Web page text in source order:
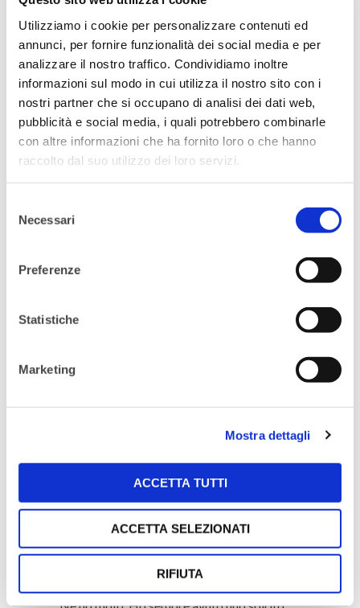
Utilizziamo i cookie per personalizzare contenuti ed
annunci, per fornire funzionalità dei social media e per
analizzare il nostro traffico. Condividiamo inoltre
informazioni sul modo in cui utilizza il nostro sito con i
nostri partner che si occupano di analisi dei dati web,
pubblicità e social media, i quali potrebbero combinarle
con altre informazioni che ha fornito loro o che hanno
raccolto dal suo utilizzo dei loro servizi.
delNecessari
Preferenze
Statistiche
Marketing
Mostra dettagli
ACCETTA TUTTI
ACCETTA SELEZIONATI
RIFIUTA
Come donna, è stato difficile costruire la
carriera nelle arti e nel entertainment?
Direi che tutte le sfide legate al genere sono
le stesse in tutti i settori, con alcune
eccezioni. Principalmente per le donne di
esempio, lavorando da attrice, la principale
sempre storie di uomini, con ruoli di donne
Cosa hai imparato dal tuo lavoro Gillian?
sconosciuti. Nessuno può darti il permesso
di fare qualcosa che non ha immaginato
ancora possibile. Devi prima immaginarlo e
poi prendere iniziativa.
Hai un role model o un mentor?